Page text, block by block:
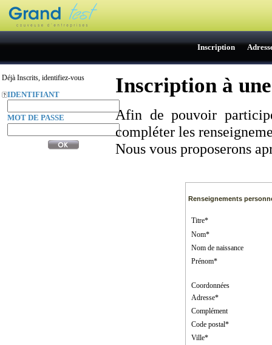
Inscription
Déjà Inscrits, identifiez-vous
IDENTIFIANT
MOT DE PASSE
Inscription à
Afin de pouvoir
compléter les
Nous vous proposerons
Renseignements
Titre*
Nom*
Nom de naissance
Prénom*
Coordonnées
Adresse*
Complément
Code postal*
Ville*